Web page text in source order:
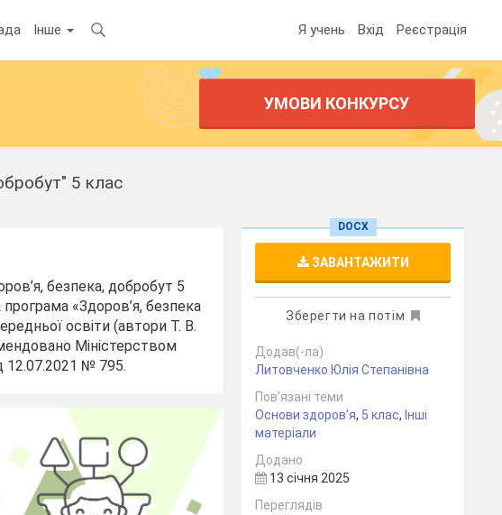
Інше Я учень Вхід Реєстрація
УМОВИ КОНКУРСУ
5 клас
безпека, добробут 5
«Здоров’я, безпека
освіти (автори Т. В.
Міністерством
12.07.2021 № 795.
DOCX
ЗАВАНТАЖИТИ
Зберегти на потім
Додав(-ла)
Литовченко Юлія Степанівна
Пов’язані теми
Основи здоров’я, 5 клас, Інші
матеріали
Додано
13 січня 2025
Переглядів